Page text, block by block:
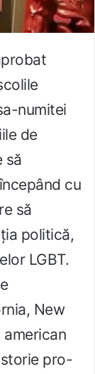
numitei
de
să
cu
să
politică,
LGBT.
New
pro-